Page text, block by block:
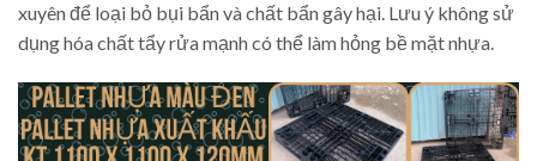
xuyên để loại bỏ bụi bẩn và chất bẩn gây hại. Lưu ý không sử
dụng hóa chất tẩy rửa mạnh có thể làm hỏng bề mặt nhựa.